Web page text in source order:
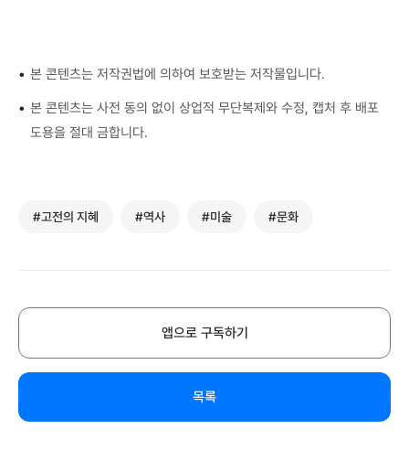
• 본 콘텐츠는 저작권법에 의하여 보호받는 저작물입니다.
• 본 콘텐츠는 사전 동의 없이 상업적 무단복제와 수정, 캡처 후 배포
도용을 절대 금합니다.
#고전의 지혜 #역사 #미술 #문화
앱으로 구독하기
목록